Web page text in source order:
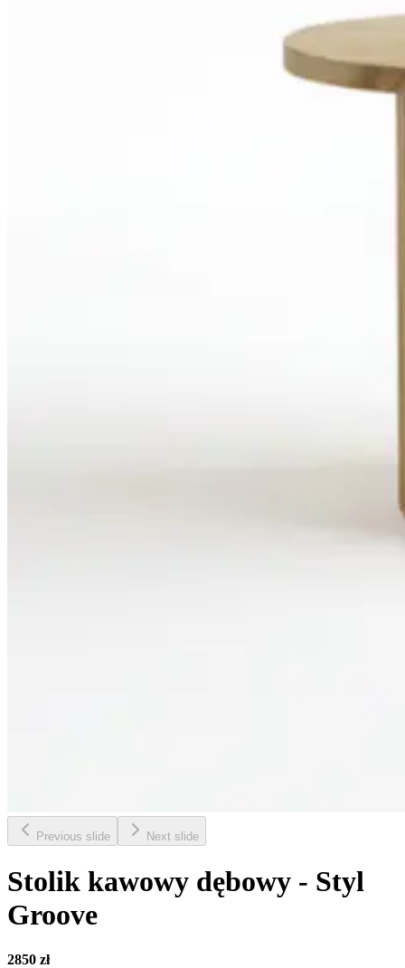
Previous slide Next slide
Stolik kawowy dębowy - Styl
Groove
2850 zł